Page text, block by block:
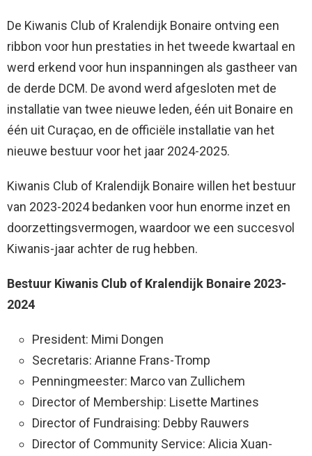
De Kiwanis Club of Kralendijk Bonaire ontving een
ribbon voor hun prestaties in het tweede kwartaal en
werd erkend voor hun inspanningen als gastheer van
de derde DCM. De avond werd afgesloten met de
installatie van twee nieuwe leden, één uit Bonaire en
één uit Curaçao, en de officiële installatie van het
nieuwe bestuur voor het jaar 2024-2025.
Kiwanis Club of Kralendijk Bonaire willen het bestuur
van 2023-2024 bedanken voor hun enorme inzet en
doorzettingsvermogen, waardoor we een succesvol
Kiwanis-jaar achter de rug hebben.
Bestuur Kiwanis Club of Kralendijk Bonaire 2023-
2024
President: Mimi Dongen
Secretaris: Arianne Frans-Tromp
Penningmeester: Marco van Zullichem
Director of Membership: Lisette Martines
Director of Fundraising: Debby Rauwers
Director of Community Service: Alicia Xuan-